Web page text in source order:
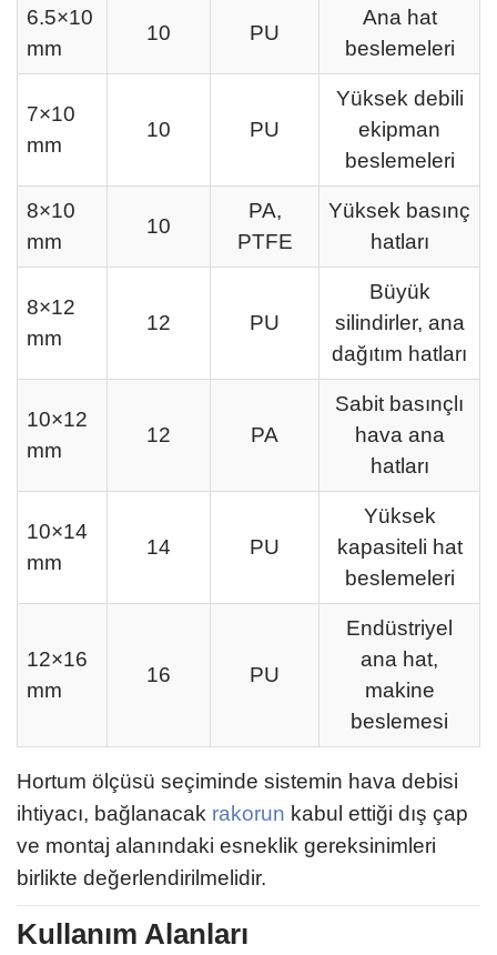
6.5×10
mm
10 PU
Ana hat
beslemeleri
7×10
mm
10 PU
Yüksek debili
ekipman
beslemeleri
8×10
mm
10
PA,
PTFE
Yüksek basınç
hatları
8×12
mm
12 PU
Büyük
silindirler, ana
dağıtım hatları
10×12
mm
12 PA
Sabit basınçlı
hava ana
hatları
10×14
mm
14 PU
Yüksek
kapasiteli hat
beslemeleri
12×16
mm
16 PU
Endüstriyel
ana hat,
makine
beslemesi
Hortum ölçüsü seçiminde sistemin hava debisi
ihtiyacı, bağlanacak rakorun kabul ettiği dış çap
ve montaj alanındaki esneklik gereksinimleri
birlikte değerlendirilmelidir.
Kullanım Alanları